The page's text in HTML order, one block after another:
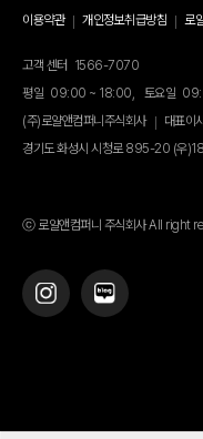
이용약관 개인정보취급방침 로
고객 센터
1566-7070
평일 09:00 ~ 18:00, 토요일
(주)로얄앤컴퍼니주식회사
대표이
경기도 화성시 시청로 895-20 (우
ⓒ 로얄앤컴퍼니 주식회사 All right